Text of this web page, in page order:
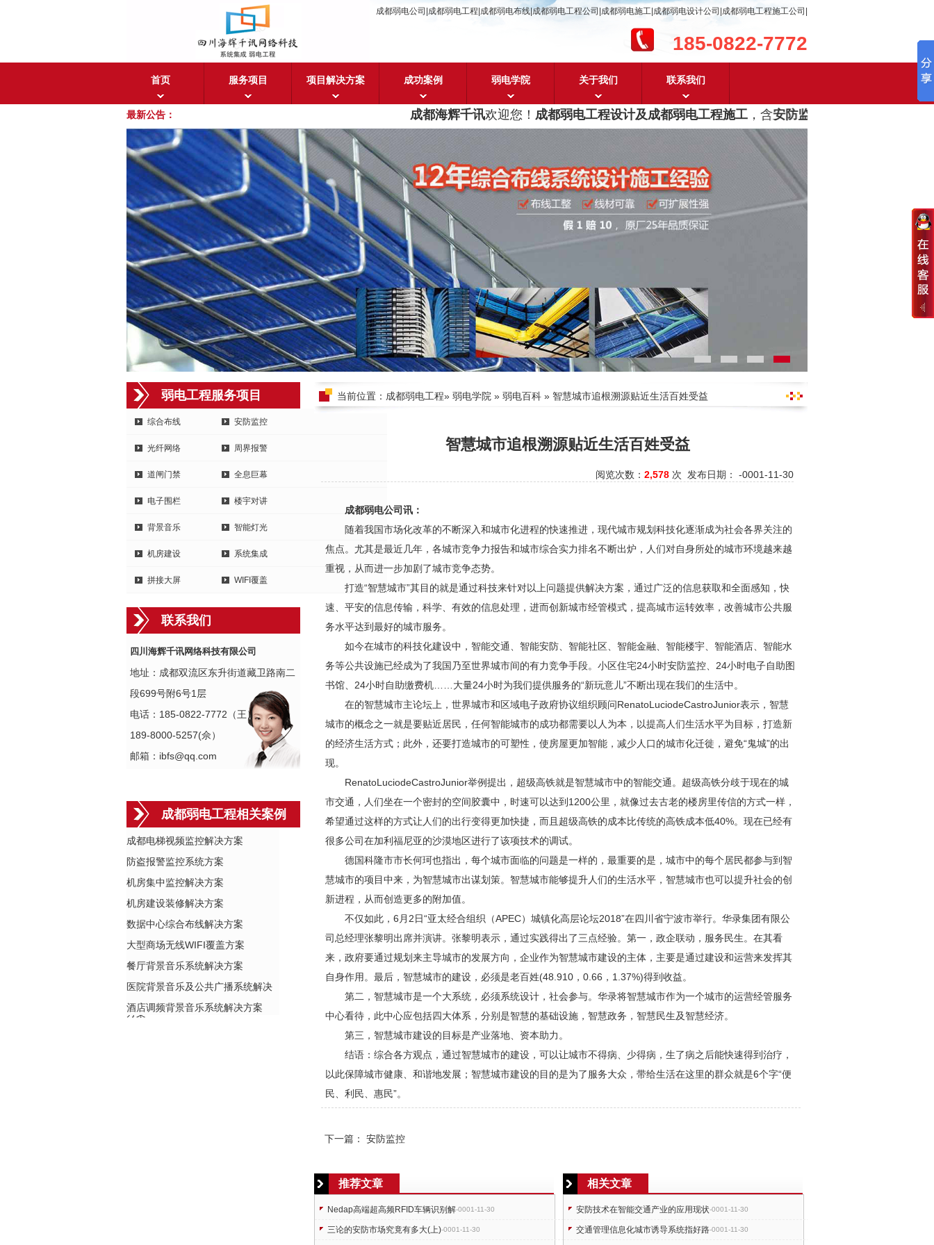
成都弱电公司|成都弱电工程|成都弱电布线|成都弱电工程公司|成都弱电施工|成都弱电设计公司|成都弱电工程施工公司|
185-0822-7772
首页 服务项目 项目解决方案 成功案例 弱电学院 关于我们 联系我们
最新公告： 成都海辉千讯欢迎您！成都弱电工程设计及成都弱电工程施工，含 安防监控，系统集成，综合布
弱电工程服务项目
综合布线 安防监控
光纤网络 周界报警
道闸门禁 全息巨幕
电子围栏 楼宇对讲
背景音乐 智能灯光
机房建设 系统集成
拼接大屏 WIFI覆盖
联系我们
四川海辉千讯网络科技有限公司
地址：成都双流区东升街道藏卫路南二
段699号附6号1层
电话：185-0822-7772（王）
189-8000-5257(佘）
邮箱：ibfs@qq.com
成都弱电工程相关案例
成都电梯视频监控解决方案
防盗报警监控系统方案
机房集中监控解决方案
机房建设装修解决方案
数据中心综合布线解决方案
大型商场无线WIFI覆盖方案
餐厅背景音乐系统解决方案
医院背景音乐及公共广播系统解决
方案
酒店调频背景音乐系统解决方案
当前位置： 成都弱电工程» 弱电学院 » 弱电百科 » 智慧城市追根溯源贴近生活百姓受益
智慧城市追根溯源贴近生活百姓受益
阅览次数： 2,578 次 发布日期： -0001-11-30
成都弱电公司讯：
随着我国市场化改革的不断深入和城市化进程的快速推进，现代城市规划科技化逐渐成为社会各界关注的
焦点。尤其是最近几年，各城市竞争力报告和城市综合实力排名不断出炉，人们对自身所处的城市环境越来越
重视，从而进一步加剧了城市竞争态势。
打造“智慧城市”其目的就是通过科技来针对以上问题提供解决方案，通过广泛的信息获取和全面感知，快
速、平安的信息传输，科学、有效的信息处理，进而创新城市经管模式，提高城市运转效率，改善城市公共服
务水平达到最好的城市服务。
如今在城市的科技化建设中，智能交通、智能安防 、智能社区、智能金融、智能楼宇、智能酒店、智能水
务等公共设施已经成为了我国乃至世界城市间的有力竞争手段。小区住宅24小时安防监控、24小时电子自助图
书馆、24小时自助缴费机……大量24小时为我们提供服务的“新玩意儿”不断出现在我们的生活中。
在的智慧城市主论坛上，世界城市和区域电子政府协议组织顾问RenatoLuciodeCastroJunior表示，智慧
城市的概念之一就是要贴近居民，任何智能城市的成功都需要以人为本，以提高人们生活水平为目标，打造新
的经济生活方式；此外，还要打造城市的可塑性，使房屋更加智能，减少人口的城市化迁徙，避免“鬼城”的出
现。
RenatoLuciodeCastroJunior举例提出，超级高铁就是智慧城市中的智能交通。超级高铁分歧于现在的城
市交通，人们坐在一个密封的空间胶囊中，时速可以达到1200公里，就像过去古老的楼房里传信的方式一样，
希望通过这样的方式让人们的出行变得更加快捷，而且超级高铁的成本比传统的高铁成本低40%。现在已经有
很多公司在加利福尼亚的沙漠地区进行了该项技术的调试。
德国科隆市市长何珂也指出，每个城市面临的问题是一样的，最重要的是，城市中的每个居民都参与到智
慧城市的项目中来，为智慧城市出谋划策。智慧城市能够提升人们的生活水平，智慧城市也可以提升社会的创
新进程，从而创造更多的附加值。
不仅如此，6月2日“亚太经合组织（APEC）城镇化高层论坛2018”在四川省宁波市举行。华录集团有限公
司总经理张黎明出席并演讲。张黎明表示，通过实践得出了三点经验。第一，政企联动，服务民生。在其看
来，政府要通过规划来主导城市的发展方向，企业作为智慧城市建设的主体，主要是通过建设和运营来发挥其
自身作用。最后，智慧城市的建设，必须是老百姓(48.910，0.66，1.37%)得到收益。
第二，智慧城市是一个大系统，必须系统设计，社会参与。华录将智慧城市作为一个城市的运营经管服务
中心看待，此中心应包括四大体系，分别是智慧的基础设施，智慧政务，智慧民生及智慧经济。
第三，智慧城市建设的目标是产业落地、资本助力。
结语：综合各方观点，通过智慧城市的建设，可以让城市不得病、少得病，生了病之后能快速得到治疗，
以此保障城市健康、和谐地发展；智慧城市建设的目的是为了服务大众，带给生活在这里的群众就是6个字“便
民、利民、惠民”。
下一篇： 安防监控
推荐文章
Nedap高端超高频RFID车辆识别解-0001-11-30
三论的安防市场究竟有多大(上)-0001-11-30
相关文章
安防技术在智能交通产业的应用现状-0001-11-30
交通管理信息化城市诱导系统指好路-0001-11-30